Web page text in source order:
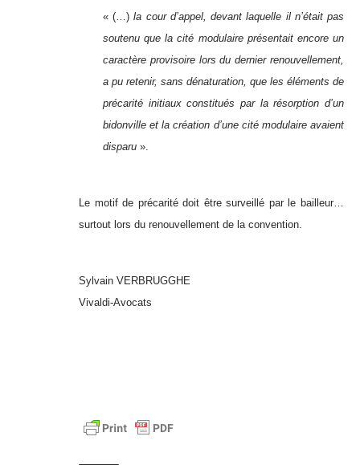
« (…)la cour d’appel, devant laquelle il n’était pas
soutenu que la cité modulaire présentait encore un
caractère provisoire lors du dernier renouvellement,
a pu retenir, sans dénaturation, que les éléments de
précarité initiaux constitués par la résorption d’un
bidonville et la création d’une cité modulaire avaient
disparu ».
Le motif de précarité doit être surveillé par le bailleur…
surtout lors du renouvellement de la convention.
Sylvain VERBRUGGHE
Vivaldi-Avocats